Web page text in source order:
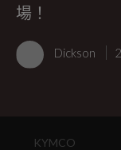
場！
Dickson
KYMCO